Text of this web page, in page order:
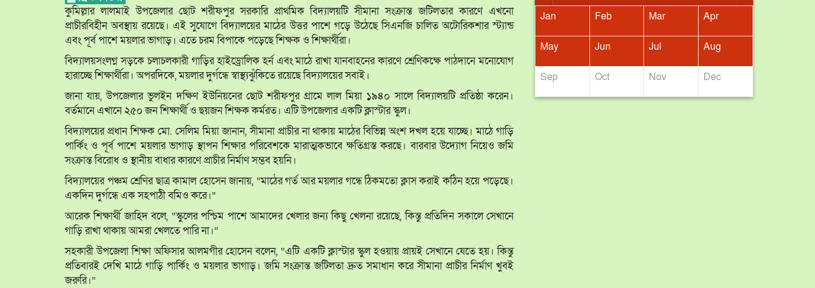
কুমিল্লার লালমাই উপজেলার ছোট শরীফপুর সরকারি প্রাথমিক বিদ্যালয়টি সীমানা সংক্রান্ত জটিলতার কারণে এখনো
প্রাচীরবিহীন অবস্থায় রয়েছে। এই সুযোগে বিদ্যালয়ের মাঠের উত্তর পাশে গড়ে উঠেছে সিএনজি চালিত অটোরিকশার স্ট্যান্ড
এবং পূর্ব পাশে ময়লার ভাগাড়। এতে চরম বিপাকে পড়েছে শিক্ষক ও শিক্ষার্থীরা।
বিদ্যালয়সংলগ্ন সড়কে চলাচলকারী গাড়ির হাইড্রোলিক হর্ন এবং মাঠে রাখা যানবাহনের কারণে শ্রেণিকক্ষে পাঠদানে মনোযোগ
হারাচ্ছে শিক্ষার্থীরা। অপরদিকে, ময়লার দুর্গন্ধে স্বাস্থ্যঝুঁকিতে রয়েছে বিদ্যালয়ের সবাই।
জানা যায়, উপজেলার ভুলইন দক্ষিণ ইউনিয়নের ছোট শরীফপুর গ্রামে লাল মিয়া ১৯৪০ সালে বিদ্যালয়টি প্রতিষ্ঠা করেন।
বর্তমানে এখানে ২৫০ জন শিক্ষার্থী ও ছয়জন শিক্ষক কর্মরত। এটি উপজেলার একটি ক্লাস্টার স্কুল।
বিদ্যালয়ের প্রধান শিক্ষক মো. সেলিম মিয়া জানান, সীমানা প্রাচীর না থাকায় মাঠের বিভিন্ন অংশ দখল হয়ে যাচ্ছে। মাঠে গাড়ি
পার্কিং ও পূর্ব পাশে ময়লার ভাগাড় স্থাপন শিক্ষার পরিবেশকে মারাত্মকভাবে ক্ষতিগ্রস্ত করছে। বারবার উদ্যোগ নিয়েও জমি
সংক্রান্ত বিরোধ ও স্থানীয় বাধার কারণে প্রাচীর নির্মাণ সম্ভব হয়নি।
বিদ্যালয়ের পঞ্চম শ্রেণির ছাত্র কামাল হোসেন জানায়, “মাঠের গর্ত আর ময়লার গন্ধে ঠিকমতো ক্লাস করাই কঠিন হয়ে পড়েছে।
একদিন দুর্গন্ধে এক সহপাঠী বমিও করে।”
আরেক শিক্ষার্থী জাহিদ বলে, “স্কুলের পশ্চিম পাশে আমাদের খেলার জন্য কিছু খেলনা রয়েছে, কিন্তু প্রতিদিন সকালে সেখানে
গাড়ি রাখা থাকায় আমরা খেলতে পারি না।”
সহকারী উপজেলা শিক্ষা অফিসার আলমগীর হোসেন বলেন, “এটি একটি ক্লাস্টার স্কুল হওয়ায় প্রায়ই সেখানে যেতে হয়। কিন্তু
প্রতিবারই দেখি মাঠে গাড়ি পার্কিং ও ময়লার ভাগাড়। জমি সংক্রান্ত জটিলতা দ্রুত সমাধান করে সীমানা প্রাচীর নির্মাণ খুবই
জরুরি।”
Jan Feb Mar Apr
May Jun Jul Aug
Sep Oct Nov Dec
Jan Feb Mar Apr
May
Sep
Jan Feb Mar Apr
May
Sep